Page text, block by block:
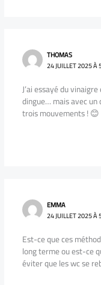
THOMAS
24 JUILLET 2025
J’ai essayé du
dingue… mais avec
trois mouvements ! 😊
EMMA
24 JUILLET 2025
Est-ce que ces
long terme ou est-ce
éviter que les wc se